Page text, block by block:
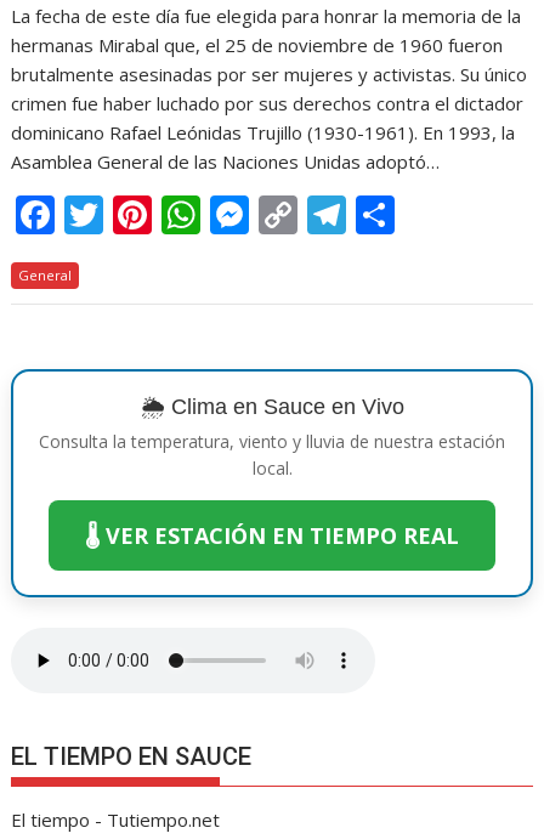
La fecha de este día fue elegida para honrar la memoria de la
hermanas Mirabal que, el 25 de noviembre de 1960 fueron
brutalmente asesinadas por ser mujeres y activistas. Su único
crimen fue haber luchado por sus derechos contra el dictador
dominicano Rafael Leónidas Trujillo (1930-1961). En 1993, la
Asamblea General de las Naciones Unidas adoptó…
F
ac
e
o
k
T
itt
Pi
er
st
W
at
A
p
p
M
ss
n
g
er
C
p
Li
n
k
T
e
a
m
m
ar
ti
r
General
🌦️ Clima en Sauce en Vivo
Consulta la temperatura, viento y lluvia de nuestra estación
local.
🌡️ VER ESTACIÓN EN TIEMPO REAL
EL TIEMPO EN SAUCE
El tiempo - Tutiempo.net